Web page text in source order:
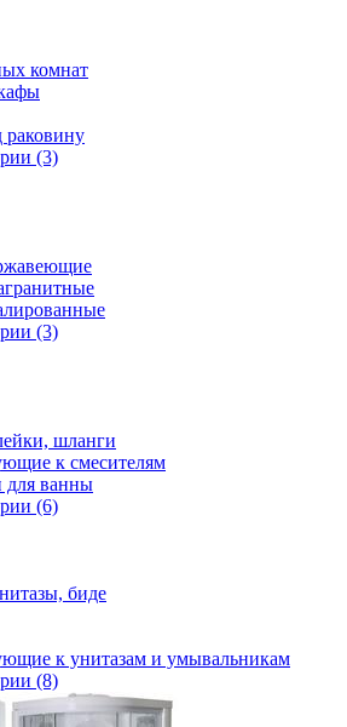
комнат
(3)
(3)
шланги
к смесителям
для ванны
(6)
биде
к унитазам и умывальникам
(8)